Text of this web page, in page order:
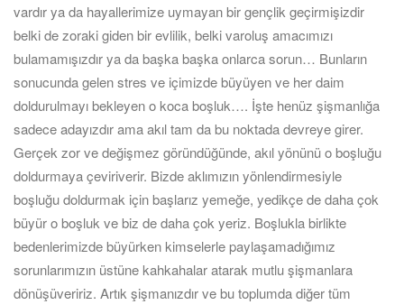
vardır ya da hayallerimize uymayan bir gençlik geçirmişizdir
belki de zoraki giden bir evlilik, belki varoluş amacımızı
bulamamışızdır ya da başka başka onlarca sorun… Bunların
sonucunda gelen stres ve içimizde büyüyen ve her daim
doldurulmayı bekleyen o koca boşluk…. İşte henüz şişmanlığa
sadece adayızdır ama akıl tam da bu noktada devreye girer.
Gerçek zor ve değişmez göründüğünde, akıl yönünü o boşluğu
doldurmaya çeviriverir. Bizde aklımızın yönlendirmesiyle
boşluğu doldurmak için başlarız yemeğe, yedikçe de daha çok
büyür o boşluk ve biz de daha çok yeriz. Boşlukla birlikte
bedenlerimizde büyürken kimselerle paylaşamadığımız
sorunlarımızın üstüne kahkahalar atarak mutlu şişmanlara
dönüşüveririz. Artık şişmanızdır ve bu toplumda diğer tüm